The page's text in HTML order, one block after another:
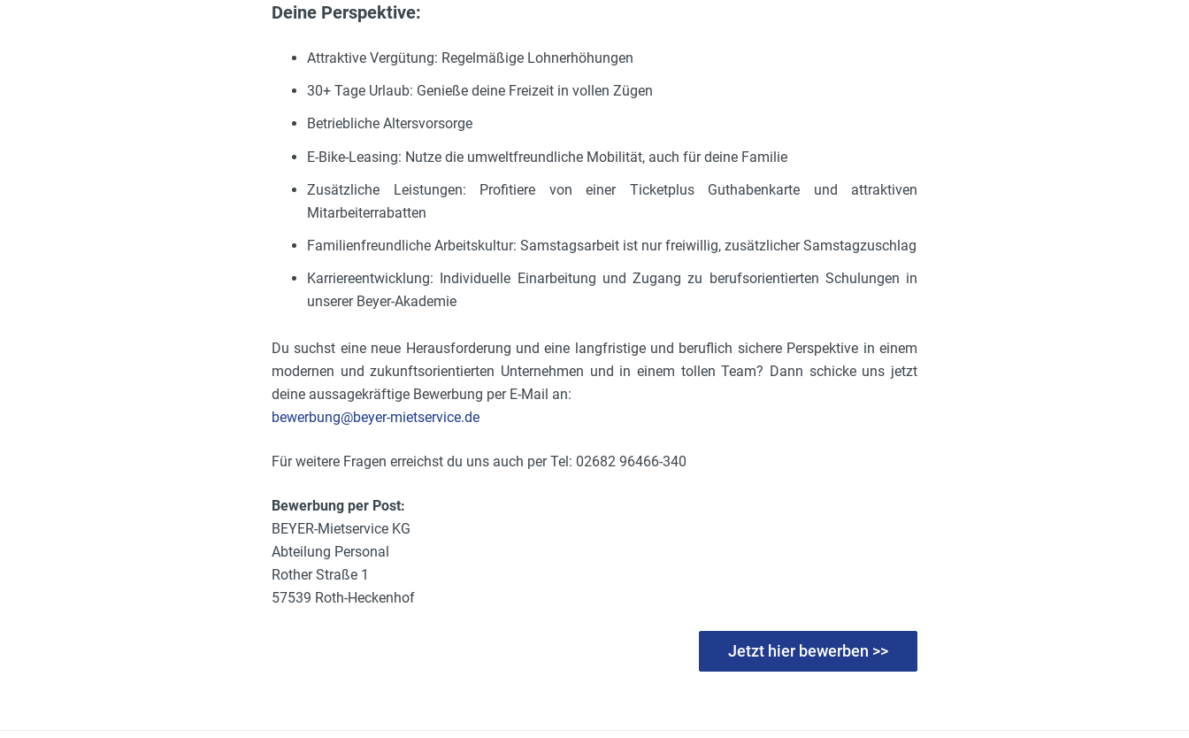
Deine Perspektive:
Attraktive Vergütung: Regelmäßige Lohnerhöhungen
30+ Tage Urlaub: Genieße deine Freizeit in vollen Zügen
Betriebliche Altersvorsorge
E-Bike-Leasing: Nutze die umweltfreundliche Mobilität, auch für deine Familie
Zusätzliche Leistungen: Profitiere von einer Ticketplus Guthabenkarte und attraktiven
Mitarbeiterrabatten
Familienfreundliche Arbeitskultur: Samstagsarbeit ist nur freiwillig, zusätzlicher Samstagzuschlag
Karriereentwicklung: Individuelle Einarbeitung und Zugang zu berufsorientierten Schulungen in
unserer Beyer-Akademie
Du suchst eine neue Herausforderung und eine langfristige und beruflich sichere Perspektive in einem
modernen und zukunftsorientierten Unternehmen und in einem tollen Team? Dann schicke uns jetzt
deine aussagekräftige Bewerbung per E-Mail an:
bewerbung@beyer-mietservice.de
Für weitere Fragen erreichst du uns auch per Tel: 02682 96466-340
Bewerbung per Post:
BEYER-Mietservice KG
Abteilung Personal
Rother Straße 1
57539 Roth-Heckenhof
Jetzt hier bewerben >>